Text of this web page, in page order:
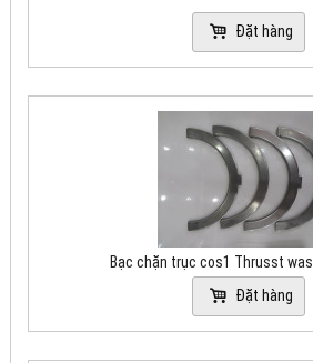
Đặt hàng
Bạc chặn trục cos1 Thrusst
Đặt hàng